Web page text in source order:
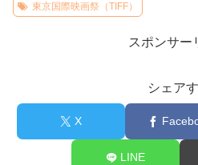
東京国際映画祭（TIFF）
スポンサー
シェア
X
LINE